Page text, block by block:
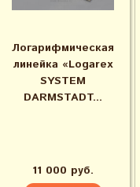
Логарифмическая
линейка «Logarex
SYSTEM
DARMSTADT...
11 000 руб.